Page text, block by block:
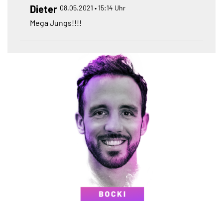
Dieter 08.05.2021 • 15:14 Uhr
Mega Jungs!!!!